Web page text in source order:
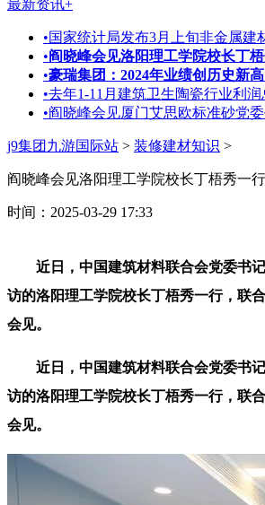
最新资讯+
•国家统计局发布3月上旬非金属建
•阎晓峰会见洛阳理工学院校长丁
•豪瑞集团：2024年业绩创历史新
•去年1-11月建筑卫生陶瓷行业利润
•阎晓峰会见厦门艾思欧标准砂党
j9集团九游国际站 > 装修建材知识 >
阎晓峰会见洛阳理工学院校长丁梧秀一行
时间：2025-03-29 17:33
近日，中国建筑材料联合会党委书记
访的洛阳理工学院校长丁梧秀一行，联
会见。
近日，中国建筑材料联合会党委书记
访的洛阳理工学院校长丁梧秀一行，联
会见。